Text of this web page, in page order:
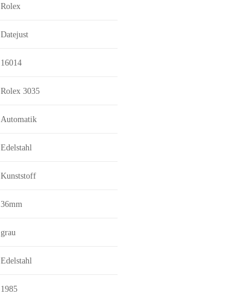
Rolex
Datejust
16014
Rolex 3035
Automatik
Edelstahl
Kunststoff
36mm
grau
Edelstahl
1985